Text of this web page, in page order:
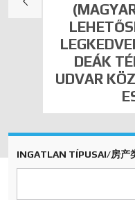
DEÁK
UDVAR
INGATLAN TÍPUSAI/房产